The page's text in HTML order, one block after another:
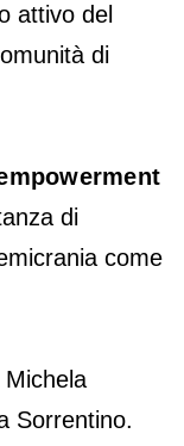
attivo del
di
di
come
Sorrentino.